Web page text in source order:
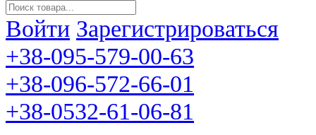
Войти Зарегистрироваться
+38-095-579-00-63
+38-096-572-66-01
+38-0532-61-06-81